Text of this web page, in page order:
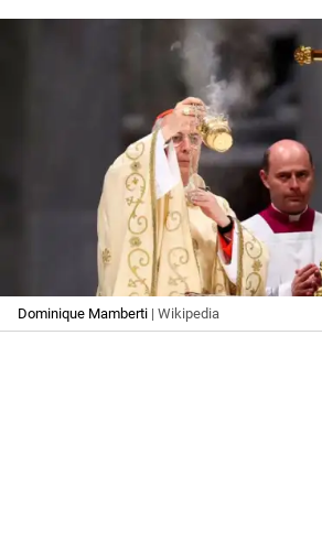
Dominique Mamberti | Wikipedia